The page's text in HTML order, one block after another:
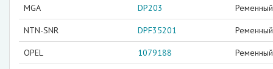
MGA DP203
NTN-SNR DPF35201
OPEL 1079188